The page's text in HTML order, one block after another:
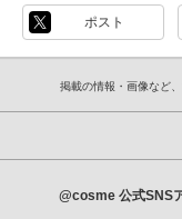
ポスト
掲載の情報・画像など
@cosme 公式SNS